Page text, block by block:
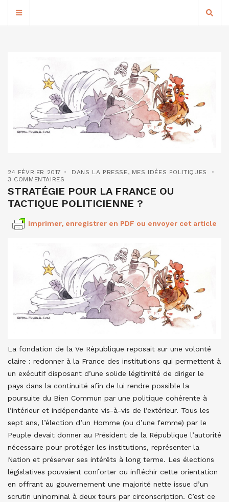
24 FÉVRIER 2017 DANS LA PRESSE, MES IDÉES POLITIQUES
3 COMMENTAIRES
STRATÉGIE POUR LA FRANCE OU
TACTIQUE POLITICIENNE ?
Imprimer, enregistrer en PDF ou envoyer cet article
La fondation de la Ve République reposait sur une volonté
claire : redonner à la France des institutions qui permettent à
un exécutif disposant d’une solide légitimité de diriger le
pays dans la continuité afin de lui rendre possible la
poursuite du Bien Commun par une politique cohérente à
l’intérieur et indépendante vis-à-vis de l’extérieur. Tous les
sept ans, l’élection d’un Homme (ou d’une femme) par le
Peuple devait donner au Président de la République l’autorité
nécessaire pour protéger les institutions, représenter la
Nation et préserver ses intérêts à long terme. Les élections
législatives pouvaient conforter ou infléchir cette orientation
en offrant au gouvernement une majorité nette issue d’un
scrutin uninominal à deux tours par circonscription. C’est ce